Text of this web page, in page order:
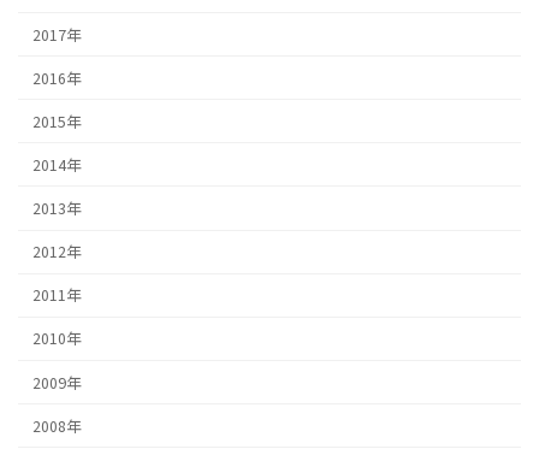
2017年
2016年
2015年
2014年
2013年
2012年
2011年
2010年
2009年
2008年